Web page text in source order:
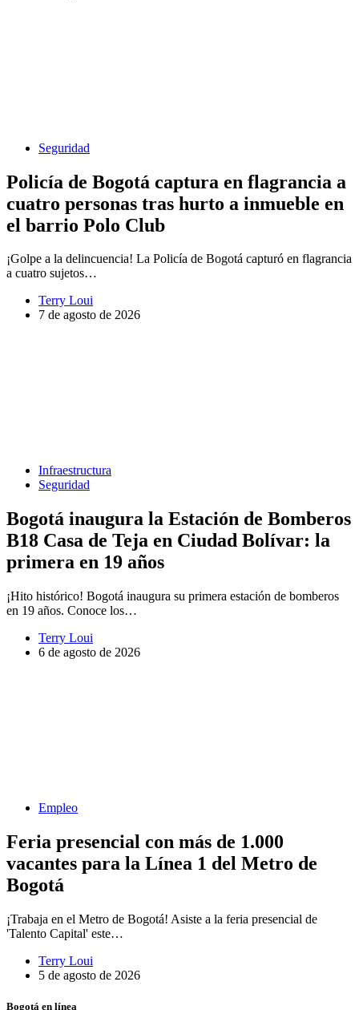
Seguridad
Policía de Bogotá captura en flagrancia a
cuatro personas tras hurto a inmueble en
el barrio Polo Club
¡Golpe a la delincuencia! La Policía de Bogotá capturó en flagrancia
a cuatro sujetos…
Terry Loui
7 de agosto de 2026
Infraestructura
Seguridad
Bogotá inaugura la Estación de Bomberos
B18 Casa de Teja en Ciudad Bolívar: la
primera en 19 años
¡Hito histórico! Bogotá inaugura su primera estación de bomberos
en 19 años. Conoce los…
Terry Loui
6 de agosto de 2026
Empleo
Feria presencial con más de 1.000
vacantes para la Línea 1 del Metro de
Bogotá
¡Trabaja en el Metro de Bogotá! Asiste a la feria presencial de
'Talento Capital' este…
Terry Loui
5 de agosto de 2026
Bogotá en línea